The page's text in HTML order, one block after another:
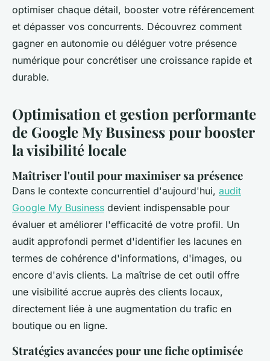
optimiser chaque détail, booster votre référencement
et dépasser vos concurrents. Découvrez comment
gagner en autonomie ou déléguer votre présence
numérique pour concrétiser une croissance rapide et
durable.
Optimisation et gestion performante
de Google My Business pour booster
la visibilité locale
Maîtriser l'outil pour maximiser sa présence
Dans le contexte concurrentiel d'aujourd'hui, audit
Google My Business devient indispensable pour
évaluer et améliorer l'efficacité de votre profil. Un
audit approfondi permet d'identifier les lacunes en
termes de cohérence d'informations, d'images, ou
encore d'avis clients. La maîtrise de cet outil offre
une visibilité accrue auprès des clients locaux,
directement liée à une augmentation du trafic en
boutique ou en ligne.
Stratégies avancées pour une fiche optimisée